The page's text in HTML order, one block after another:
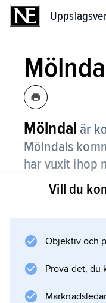
Mölndal är
Mölndals
har vuxit ihop
Många som bor
Göteborg. På
spela på hästar.
Vill du
Objektiv och
Prova det, du